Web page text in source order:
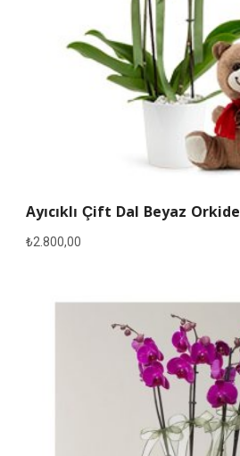
Ayıcıklı Çift Dal Beyaz Orkide
₺2.800,00